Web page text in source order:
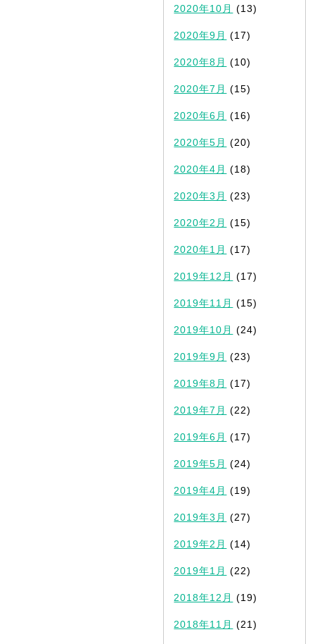
2020年10月 (13)
2020年9月 (17)
2020年8月 (10)
2020年7月 (15)
2020年6月 (16)
2020年5月 (20)
2020年4月 (18)
2020年3月 (23)
2020年2月 (15)
2020年1月 (17)
2019年12月 (17)
2019年11月 (15)
2019年10月 (24)
2019年9月 (23)
2019年8月 (17)
2019年7月 (22)
2019年6月 (17)
2019年5月 (24)
2019年4月 (19)
2019年3月 (27)
2019年2月 (14)
2019年1月 (22)
2018年12月 (19)
2018年11月 (21)